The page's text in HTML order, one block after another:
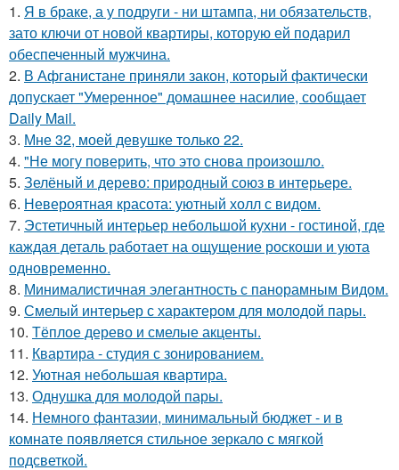
1. Я в браке, а у подруги - ни штампа, ни обязательств,
зато ключи от новой квартиры, которую ей подарил
обеспеченный мужчина.
2. В Афганистане приняли закон, который фактически
допускает "Умеренное" домашнее насилие, сообщает
Daily Mail.
3. Мне 32, моей девушке только 22.
4. "Не могу поверить, что это снова произошло.
5. Зелёный и дерево: природный союз в интерьере.
6. Невероятная красота: уютный холл с видом.
7. Эстетичный интерьер небольшой кухни - гостиной, где
каждая деталь работает на ощущение роскоши и уюта
одновременно.
8. Минималистичная элегантность с панорамным Видом.
9. Смелый интерьер с характером для молодой пары.
10. Тёплое дерево и смелые акценты.
11. Квартира - студия с зонированием.
12. Уютная небольшая квартира.
13. Однушка для молодой пары.
14. Немного фантазии, минимальный бюджет - и в
комнате появляется стильное зеркало с мягкой
подсветкой.